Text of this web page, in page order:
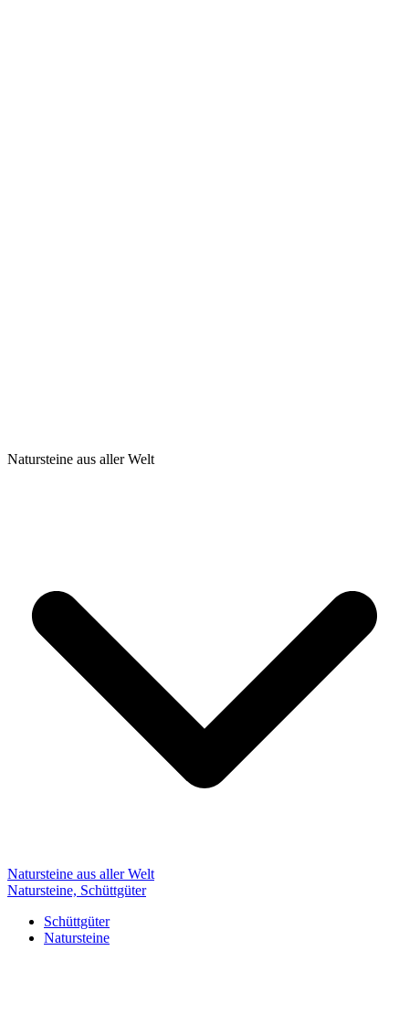
Natursteine aus aller Welt
Natursteine aus aller Welt
Natursteine, Schüttgüter
Schüttgüter
Natursteine